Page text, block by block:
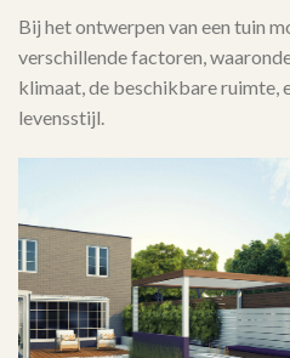
Bij het ontwerpen van een tuin
verschillende factoren,
klimaat, de beschikbare ruimte,
levensstijl.